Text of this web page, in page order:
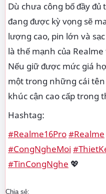
Dù chưa công bố đầy đủ
đang được kỳ vọng sẽ
lượng cao, pin lớn và
là thế mạnh của
Nếu giữ được mức giá
một trong những cái
khúc cận cao cấp trong
Hashtag:
#Realme16Pro#Realme
#CongNgheMoi
#TinCongNghe 💖